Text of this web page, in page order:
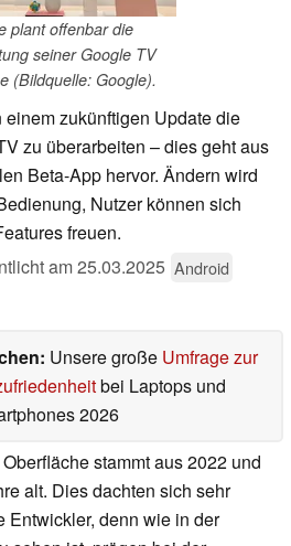
plant offenbar die
seiner Google TV
(Bildquelle: Google).
zukünftigen Update die
zu überarbeiten – dies geht aus
Beta-App hervor. Ändern wird
Nutzer können sich
freuen.
am25.03.2025 Android
Unsere große Umfrage zur
bei Laptops und
2026
stammt aus 2022 und
alt. Dies dachten sich sehr
denn wie in der